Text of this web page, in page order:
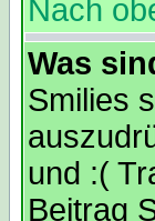
Nach
Was
Smilies
und :(
Beitrag